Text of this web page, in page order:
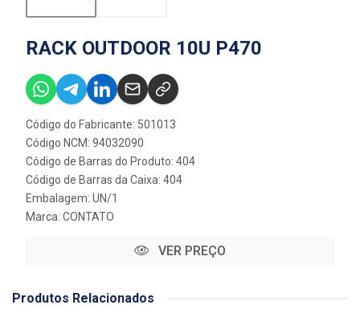
RACK OUTDOOR 10U P470
Código do Fabricante: 501013
Código NCM: 94032090
Código de Barras do Produto: 404
Código de Barras da Caixa: 404
Embalagem: UN/1
Marca: CONTATO
VER PREÇO
Produtos Relacionados